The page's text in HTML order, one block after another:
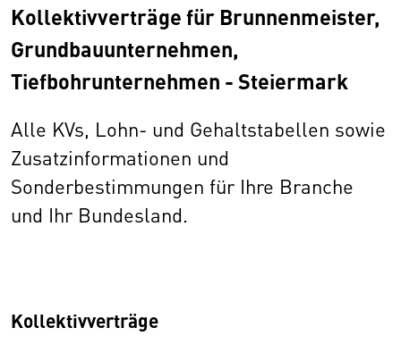
Kollektivverträge für Brunnenmeister,
Grundbauunternehmen,
Tiefbohrunternehmen - Steiermark
Alle KVs, Lohn- und Gehaltstabellen sowie
Zusatzinformationen und
Sonderbestimmungen für Ihre Branche
und Ihr Bundesland.
Kollektivverträge